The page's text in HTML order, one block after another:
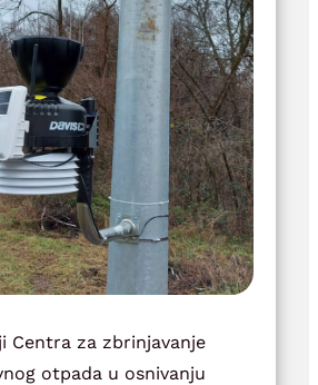
Centra za zbrinjavanje
otpada u osnivanju